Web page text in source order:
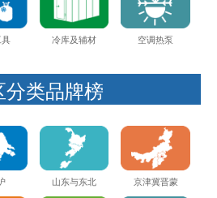
冷库及辅材 空调热泵
分类品牌榜
山东与东北 京津冀晋蒙